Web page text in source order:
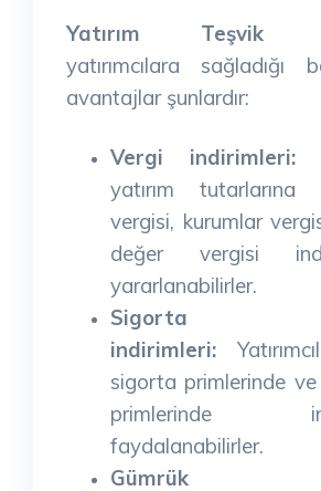
Yatırım Teşvik
yatırımcılara sağladığı
avantajlar şunlardır:
Vergi indirimleri:
yatırım
vergisi, kurumlar
değer vergisi
yararlanabilirler.
Sigorta
indirimleri:
sigorta primlerinde
primlerinde
faydalanabilirler.
Gümrük